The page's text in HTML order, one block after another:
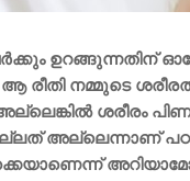
ഉറങ്ങുന്നതിന്
രീതി നമ്മുടെ
ശരീരം
അല്ലെന്നാണ്